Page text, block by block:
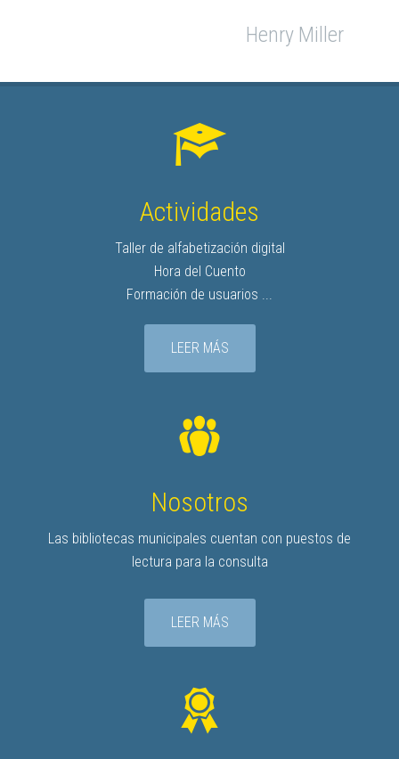
Henry Miller
Actividades
Taller de alfabetización digital
Hora del Cuento
Formación de usuarios ...
LEER MÁS
Nosotros
Las bibliotecas municipales cuentan con puestos de
lectura para la consulta
LEER MÁS